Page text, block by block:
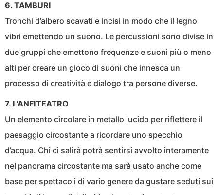
6. TAMBURI
Tronchi d’albero scavati e incisi in modo che il legno
vibri emettendo un suono. Le percussioni sono divise in
due gruppi che emettono frequenze e suoni più o meno
alti per creare un gioco di suoni che innesca un
processo di creatività e dialogo tra persone diverse.
7. L’ANFITEATRO
Un elemento circolare in metallo lucido per riflettere il
paesaggio circostante a ricordare uno specchio
d’acqua. Chi ci salirà potrà sentirsi avvolto interamente
nel panorama circostante ma sarà usato anche come
base per spettacoli di vario genere da gustare seduti sui